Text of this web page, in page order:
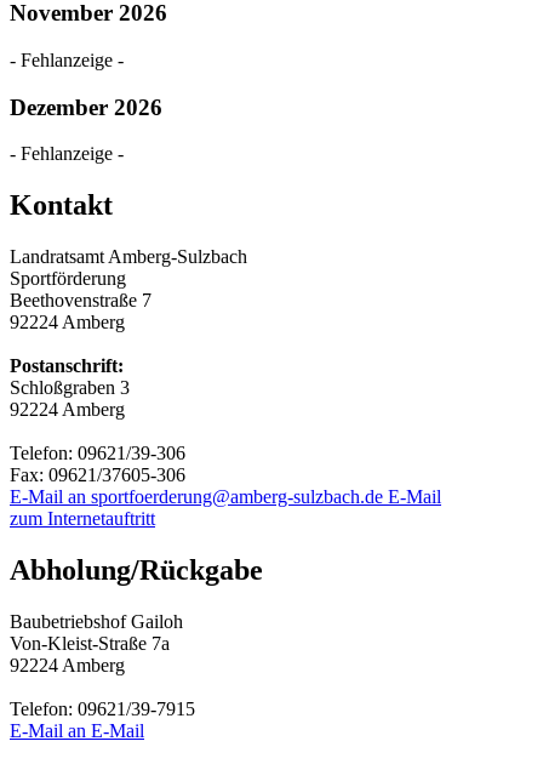
November 2026
- Fehlanzeige -
Dezember 2026
- Fehlanzeige -
Kontakt
Landratsamt Amberg-Sulzbach
Sportförderung
Beethovenstraße 7
92224 Amberg
Postanschrift:
Schloßgraben 3
92224 Amberg
Telefon: 09621/39-306
Fax: 09621/37605-306
E-Mail an sportfoerderung@amberg-sulzbach.de E-Mail
zum Internetauftritt
Abholung/Rückgabe
Baubetriebshof Gailoh
Von-Kleist-Straße 7a
92224 Amberg
Telefon: 09621/39-7915
E-Mail an E-Mail